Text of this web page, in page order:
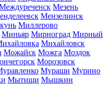
Мезень
Мензелинск
Миллерово
Миньяр Мирноград Мирный
Михайловск
Можайск Можга Моздок
Морозовск
Мураши Мурино
Мытищи Мышкин